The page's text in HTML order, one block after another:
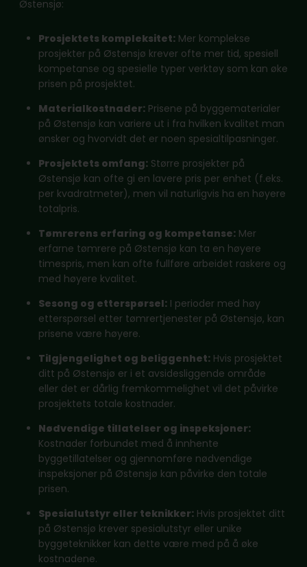
Østensjø:
Prosjektets kompleksitet: Mer komplekse
prosjekter på Østensjø krever ofte mer tid, spesiell
kompetanse og spesielle typer verktøy som kan øke
prisen på prosjektet.
Materialkostnader: Prisene på byggematerialer
på Østensjø kan variere ut i fra hvilken kvalitet man
ønsker og hvorvidt det er noen spesialtilpasninger.
Prosjektets omfang: Større prosjekter på
Østensjø kan ofte gi en lavere pris per enhet (f.eks.
per kvadratmeter), men vil naturligvis ha en høyere
totalpris.
Tømrerens erfaring og kompetanse: Mer
erfarne tømrere på Østensjø kan ta en høyere
timespris, men kan ofte fullføre arbeidet raskere og
med høyere kvalitet.
Sesong og etterspørsel: I perioder med høy
etterspørsel etter tømrertjenester på Østensjø, kan
prisene være høyere.
Tilgjengelighet og beliggenhet: Hvis prosjektet
ditt på Østensjø er i et avsidesliggende område
eller det er dårlig fremkommelighet vil det påvirke
prosjektets totale kostnader.
Nødvendige tillatelser og inspeksjoner:
Kostnader forbundet med å innhente
byggetillatelser og gjennomføre nødvendige
inspeksjoner på Østensjø kan påvirke den totale
prisen.
Spesialutstyr eller teknikker: Hvis prosjektet ditt
på Østensjø krever spesialutstyr eller unike
byggeteknikker kan dette være med på å øke
kostnadene.